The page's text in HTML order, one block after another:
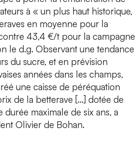
à « un plus haut historique,
en moyenne pour la
43,4 €/t pour la campagne
le d.g. Observant une tendance
du sucre, et en prévision
années dans les champs,
une caisse de péréquation
de la betterave […] dotée de
maximale de six ans, a
Olivier de Bohan.